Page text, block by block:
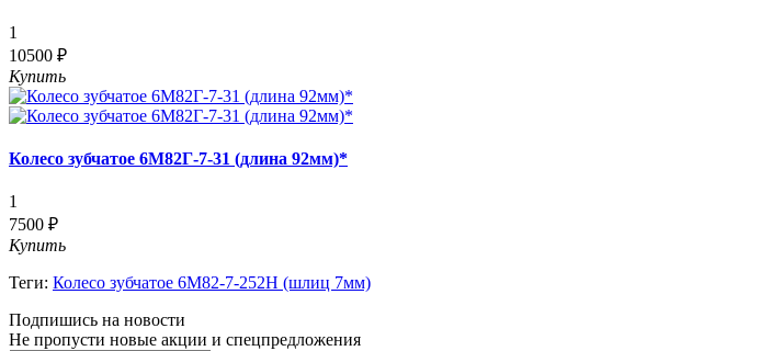
1
10500 ₽
Купить
Колесо зубчатое 6М82Г-7-31 (длина 92мм)*
1
7500 ₽
Купить
Теги: Колесо зубчатое 6М82-7-252Н (шлиц 7мм)
Подпишись на новости
Не пропусти новые акции и спецпредложения